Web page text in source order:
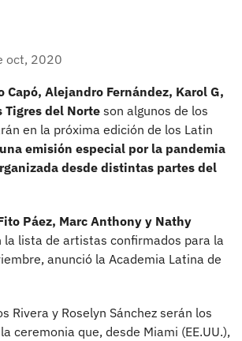
oct, 2020
Capó, Alejandro Fernández, Karol G,
Tigres del Norte son algunos de los
en la próxima edición de los Latin
una emisión especial por la pandemia
desde distintas partes del
Páez, Marc Anthony y Nathy
la lista de artistas confirmados para la
anunció la Academia Latina de
Rivera y Roselyn Sánchez serán los
ceremonia que, desde Miami (EE.UU.),